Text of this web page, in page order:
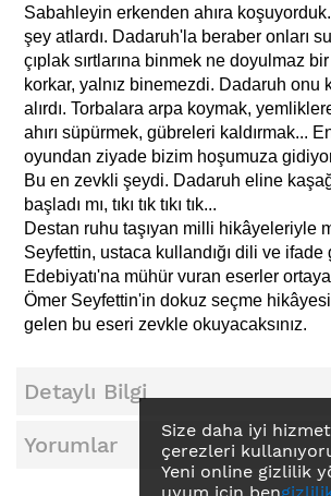
Size daha iyi
çerezleri
Yeni online gizlilik
Sabahleyin erkenden ahıra
şey atlardı. Dadaruh'la beraber onları
çıplak sırtlarına binmek ne doyulmaz
korkar, yalnız binemezdi. Dadaruh onu
alırdı. Torbalara arpa koymak,
ahırı süpürmek, gübreleri kaldırmak...
oyundan ziyade bizim hoşumuza
Bu en zevkli şeydi. Dadaruh eline
başladı mı, tıkı tık tıkı tık...
Destan ruhu taşıyan milli hikâyeleriyle
Seyfettin, ustaca kullandığı dili ve
Edebiyatı'na mühür vuran eserler
Ömer Seyfettin'in dokuz seçme
gelen bu eseri zevkle okuyacaksınız.
Detaylı Bilgi
Yorumlar